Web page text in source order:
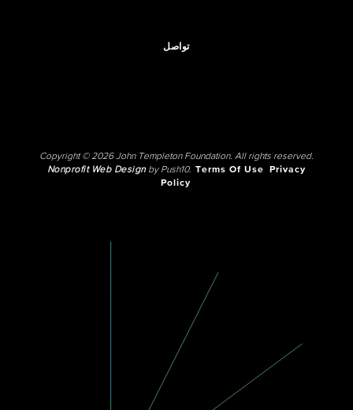
تواصل
Copyright © 2026 John Templeton Foundation. All rights reserved.
Nonprofit Web Designby Push10. Terms Of Use
Privacy
Policy